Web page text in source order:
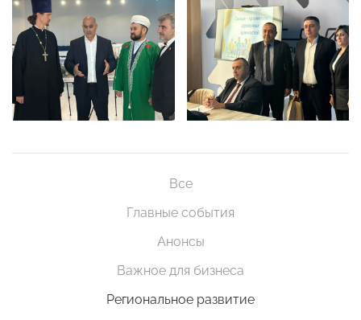
Все
Главные события
Анонсы
Важное для бизнеса
Региональное развитие